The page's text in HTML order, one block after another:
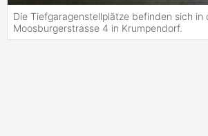
Die Tiefgaragenstellplätze befinden sich in
Moosburgerstrasse 4 in Krumpendorf.